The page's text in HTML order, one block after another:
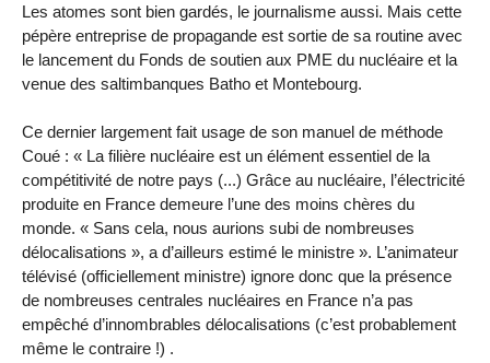
Les atomes sont bien gardés, le journalisme aussi. Mais cette
pépère entreprise de propagande est sortie de sa routine avec
le lancement du Fonds de soutien aux PME du nucléaire et la
venue des saltimbanques Batho et Montebourg.
Ce dernier largement fait usage de son manuel de méthode
Coué : « La filière nucléaire est un élément essentiel de la
compétitivité de notre pays (...) Grâce au nucléaire, l’électricité
produite en France demeure l’une des moins chères du
monde. « Sans cela, nous aurions subi de nombreuses
délocalisations », a d’ailleurs estimé le ministre ». L’animateur
télévisé (officiellement ministre) ignore donc que la présence
de nombreuses centrales nucléaires en France n’a pas
empêché d’innombrables délocalisations (c’est probablement
même le contraire !) .